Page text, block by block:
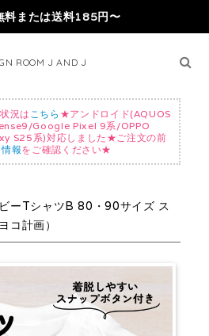
料または送料185円〜
ROOM J AND J
況は こちら ★アンドロイド(AQUOS
Google Pixel 9系/OPPO
S25系)対応しました★ご注文の前
報をご確認ください★
ーTシャツB 80・90サイズ ス
コ計画）